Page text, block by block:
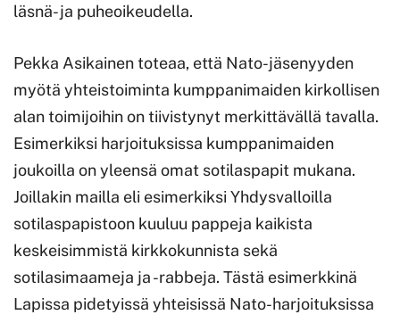
läsnä- ja puheoikeudella.
Pekka Asikainen toteaa, että Nato-jäsenyyden
myötä yhteistoiminta kumppanimaiden kirkollisen
alan toimijoihin on tiivistynyt merkittävällä tavalla.
Esimerkiksi harjoituksissa kumppanimaiden
joukoilla on yleensä omat sotilaspapit mukana.
Joillakin mailla eli esimerkiksi Yhdysvalloilla
sotilaspapistoon kuuluu pappeja kaikista
keskeisimmistä kirkkokunnista sekä
sotilasimaameja ja -rabbeja. Tästä esimerkkinä
Lapissa pidetyissä yhteisissä Nato-harjoituksissa